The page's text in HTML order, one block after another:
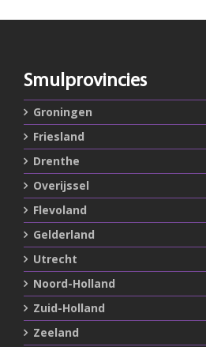
Smulprovincies
Groningen
Friesland
Drenthe
Overijssel
Flevoland
Gelderland
Utrecht
Noord-Holland
Zuid-Holland
Zeeland